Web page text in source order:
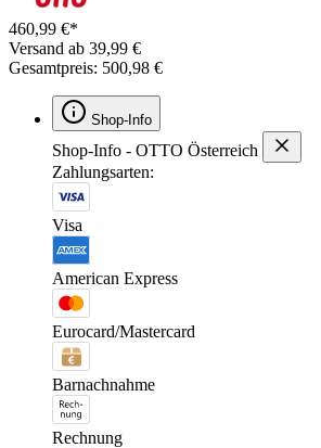
460,99 €*
Versand ab 39,99 €
Gesamtpreis: 500,98 €
Shop-Info
Shop-Info - OTTO Österreich
Zahlungsarten:
Visa
American Express
Eurocard/Mastercard
Barnachnahme
Rechnung